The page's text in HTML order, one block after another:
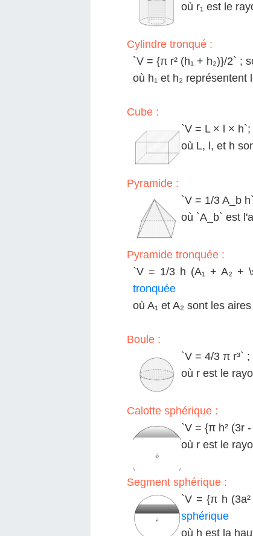
où r₁ est le
Cylindre tronqué :
`V = {π r² (h₁ + h₂)}/2` ;
où h₁ et h₂
Cube :
`V = L × l ×
où L, l, et h
Pyramide :
`V = 1/3 A_b
où `A_b` est
Pyramide tronquée :
`V = 1/3 h (A₁ + A₂ +
tronquée
où A₁ et A₂ sont les
Boule :
`V = 4/3 π r³`
où r est le
Calotte sphérique :
`V = {π h² (3r
où r est le
Segment sphérique :
`V = {π h
sphérique
où h est la